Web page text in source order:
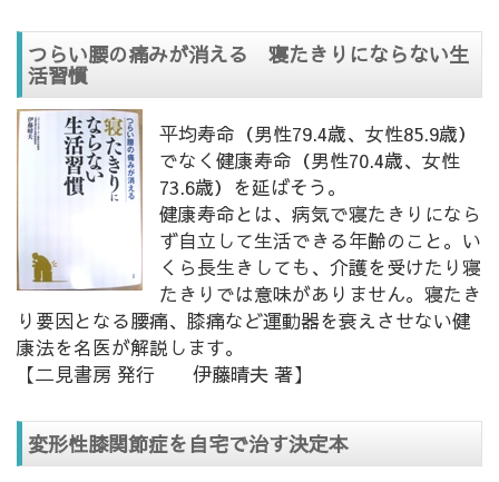
つらい腰の痛みが消える 寝たきりにならない生
活習慣
平均寿命（男性79.4歳、女性85.9歳）
でなく健康寿命（男性70.4歳、女性
73.6歳）を延ばそう。
健康寿命とは、病気で寝たきりになら
ず自立して生活できる年齢のこと。い
くら長生きしても、介護を受けたり寝
たきりでは意味がありません。寝たき
り要因となる腰痛、膝痛など運動器を衰えさせない健
康法を名医が解説します。
【二見書房 発行 伊藤晴夫 著】
変形性膝関節症を自宅で治す決定本